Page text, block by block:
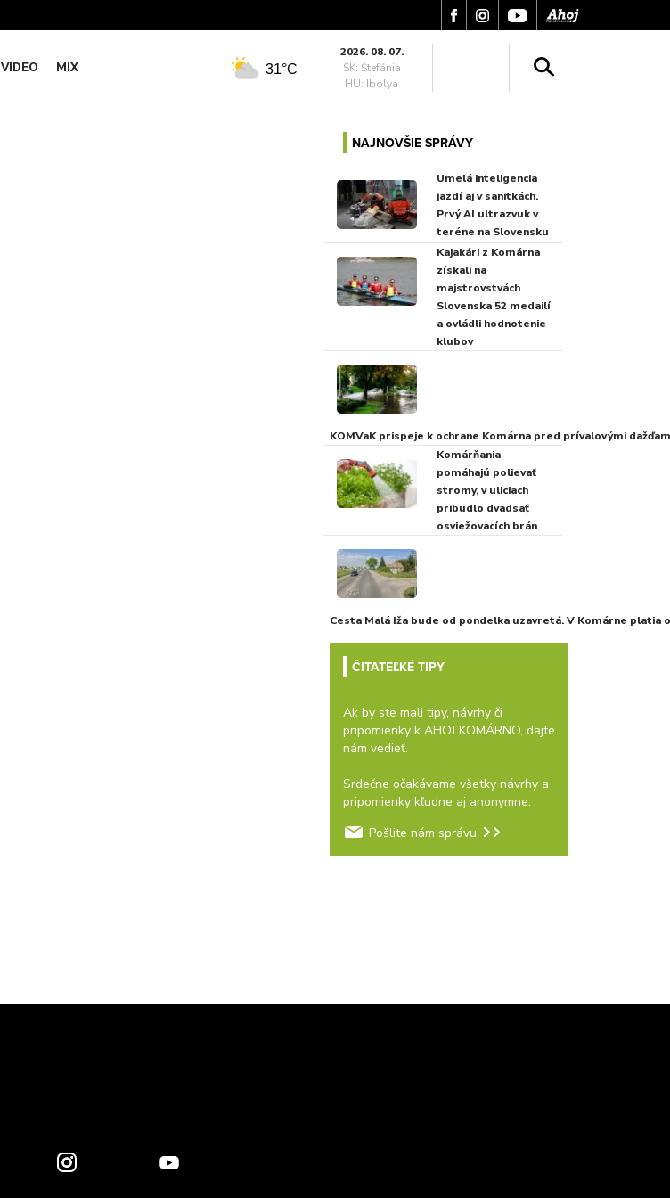
VIDEO MIX 31°C
2026. 08. 07.
SK: Štefánia
HU: Ibolya
NAJNOVŠIE SPRÁVY
Umelá inteligencia
jazdí aj v sanitkách.
Prvý AI ultrazvuk v
teréne na Slovensku
Kajakári z Komárna
získali na
majstrovstvách
Slovenska 52 medailí
a ovládli hodnotenie
klubov
KOMVaK prispeje k ochrane Komárna pred prívalovými
Komárňania
pomáhajú polievať
stromy, v uliciach
pribudlo dvadsať
osviežovacích brán
Cesta Malá Iža bude od pondelka uzavretá. V Komárne platia
ČITATEĽKÉ TIPY
Ak by ste mali tipy, návrhy či
pripomienky k AHOJ KOMÁRNO, dajte
nám vedieť.
Srdečne očakávame všetky návrhy a
pripomienky kľudne aj anonymne.
Pošlite nám správu